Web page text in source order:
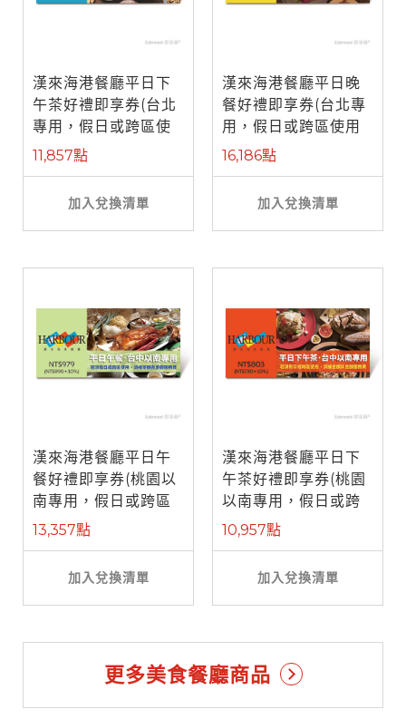
漢來海港餐廳平日下
午茶好禮即享券(台北
專用，假日或跨區使
用需補差額)
11,857點
加入兌換清單
漢來海港餐廳平日晚
餐好禮即享券(台北專
用，假日或跨區使用
需補差額)
16,186點
加入兌換清單
漢來海港餐廳平日午
餐好禮即享券(桃園以
南專用，假日或跨區
使用補需差 ...
13,357點
加入兌換清單
漢來海港餐廳平日下
午茶好禮即享券(桃園
以南專用，假日或跨
區使用補需 ...
10,957點
加入兌換清單
更多美食餐廳商品